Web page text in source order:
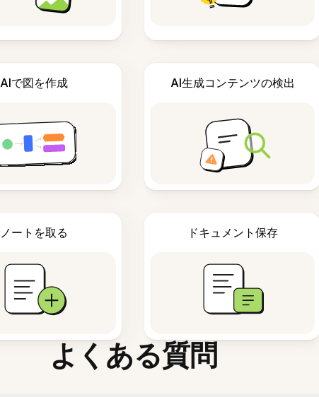
AIで図を作成 AI生成コンテンツの検出
ノートを取る ドキュメント保存
よくある質問